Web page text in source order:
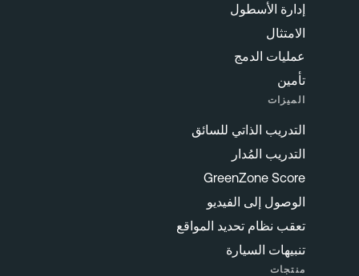
إدارة الأسطول
الامتثال
عمليات الدمج
تأمين
الميزات
التدريب الذاتي للسائق
التدريب المُدار
GreenZone Score
الوصول إلى الفيديو
تعقب نظام تحديد المواقع
تنبيهات السيارة
منتجات